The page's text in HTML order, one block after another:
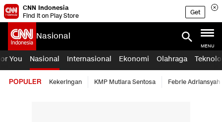
CNN Indonesia
Find it on Play Store
Get
Nasional
MENU
You Nasional Internasional Ekonomi Olahraga
POPULER Kekeringan KMP Mutiara Sentosa Febrie Adriansyah